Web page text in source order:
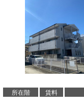
所在階 賃料